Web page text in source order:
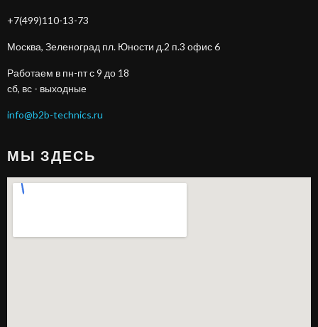
+7(499)110-13-73
Москва, Зеленоград пл. Юности д.2 п.3 офис 6
Работаем в пн-пт с 9 до 18
сб, вс - выходные
info@b2b-technics.ru
МЫ ЗДЕСЬ